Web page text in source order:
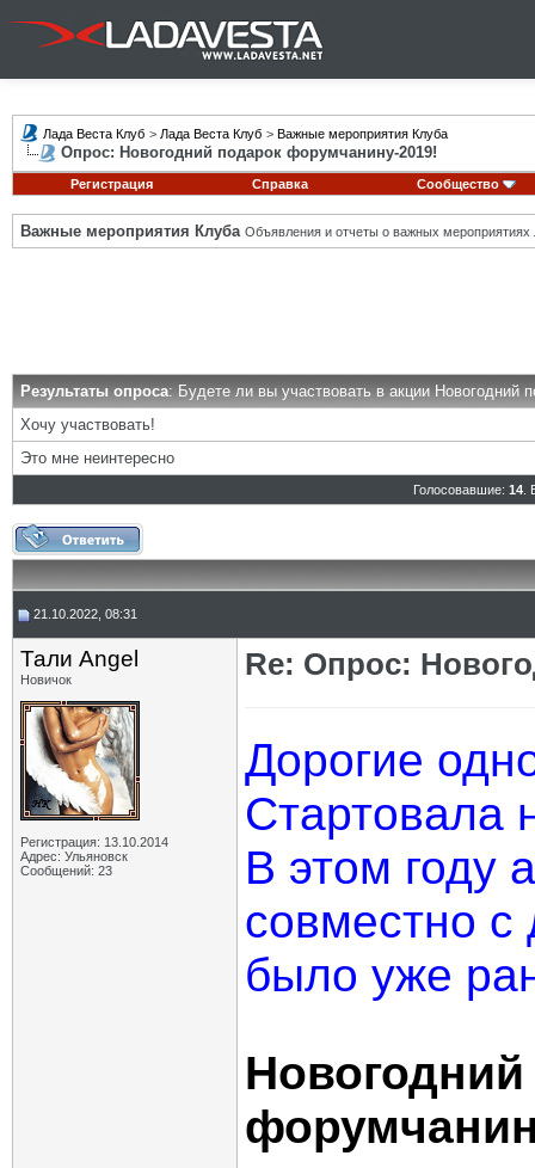
Лада Веста Клуб > Лада Веста Клуб > Важные мероприятия Клуба
Опрос: Новогодний подарок форумчанину-2019!
Регистрация Справка Сообщество
Важные мероприятия Клуба Объявления и отчеты о важных мероприятиях
Результаты опроса: Будете ли вы участвовать в акции Новогодний
Хочу участвовать!
Это мне неинтересно
Голосовавшие: 14.
21.10.2022, 08:31
Тали Angel
Новичок
Регистрация: 13.10.2014
Адрес: Ульяновск
Сообщений: 23
Re: Опрос:
Дорогие
Стартовала
В этом году
совместно с
было уже